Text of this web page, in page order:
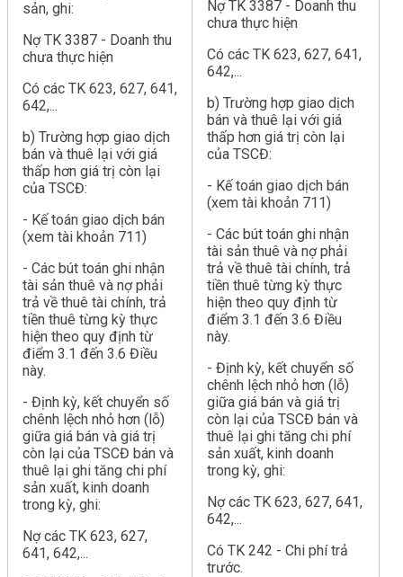
sản, ghi:
Nợ TK 3387 - Doanh thu
chưa thực hiện
Có các TK 623, 627, 641,
642,...
b) Trường hợp giao dịch
bán và thuê lại với giá
thấp hơn giá trị còn lại
của TSCĐ:
- Kế toán giao dịch bán
(xem tài khoản 711)
- Các bút toán ghi nhận
tài sản thuê và nợ phải
trả về thuê tài chính, trả
tiền thuê từng kỳ thực
hiện theo quy định từ
điểm 3.1 đến 3.6 Điều
này.
- Định kỳ, kết chuyển số
chênh lệch nhỏ hơn (lỗ)
giữa giá bán và giá trị
còn lại của TSCĐ bán và
thuê lại ghi tăng chi phí
sản xuất, kinh doanh
trong kỳ, ghi:
Nợ các TK 623, 627,
641, 642,...
Nợ TK 3387 - Doanh thu
chưa thực hiện
Có các TK 623, 627, 641,
642,...
b) Trường hợp giao dịch
bán và thuê lại với giá
thấp hơn giá trị còn lại
của TSCĐ:
- Kế toán giao dịch bán
(xem tài khoản 711)
- Các bút toán ghi nhận
tài sản thuê và nợ phải
trả về thuê tài chính, trả
tiền thuê từng kỳ thực
hiện theo quy định từ
điểm 3.1 đến 3.6 Điều
này.
- Định kỳ, kết chuyển số
chênh lệch nhỏ hơn (lỗ)
giữa giá bán và giá trị
còn lại của TSCĐ bán và
thuê lại ghi tăng chi phí
sản xuất, kinh doanh
trong kỳ, ghi:
Nợ các TK 623, 627, 641,
642,...
Có TK 242 - Chi phí trả
trước.